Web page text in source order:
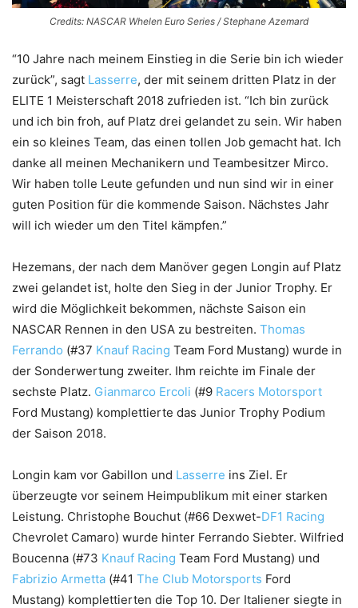
Credits: NASCAR Whelen Euro Series / Stephane Azemard
“10 Jahre nach meinem Einstieg in die Serie bin ich wieder
zurück”, sagt Lasserre, der mit seinem dritten Platz in der
ELITE 1 Meisterschaft 2018 zufrieden ist. “Ich bin zurück
und ich bin froh, auf Platz drei gelandet zu sein. Wir haben
ein so kleines Team, das einen tollen Job gemacht hat. Ich
danke all meinen Mechanikern und Teambesitzer Mirco.
Wir haben tolle Leute gefunden und nun sind wir in einer
guten Position für die kommende Saison. Nächstes Jahr
will ich wieder um den Titel kämpfen.”
Hezemans, der nach dem Manöver gegen Longin auf Platz
zwei gelandet ist, holte den Sieg in der Junior Trophy. Er
wird die Möglichkeit bekommen, nächste Saison ein
NASCAR Rennen in den USA zu bestreiten. Thomas
Ferrando (#37 Knauf Racing Team Ford Mustang) wurde in
der Sonderwertung zweiter. Ihm reichte im Finale der
sechste Platz. Gianmarco Ercoli (#9 Racers Motorsport
Ford Mustang) komplettierte das Junior Trophy Podium
der Saison 2018.
Longin kam vor Gabillon und Lasserre ins Ziel. Er
überzeugte vor seinem Heimpublikum mit einer starken
Leistung. Christophe Bouchut (#66 Dexwet-DF1 Racing
Chevrolet Camaro) wurde hinter Ferrando Siebter. Wilfried
Boucenna (#73 Knauf Racing Team Ford Mustang) und
Fabrizio Armetta (#41 The Club Motorsports Ford
Mustang) komplettierten die Top 10. Der Italiener siegte in